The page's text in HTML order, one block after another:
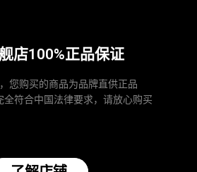
店100%正品保证
您购买的商品为品牌直供正品
全符合中国法律要求，请放心购买